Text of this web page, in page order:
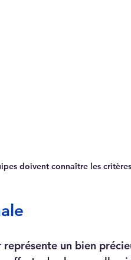
doivent connaître les
un bien